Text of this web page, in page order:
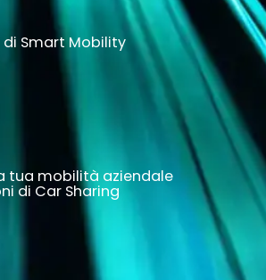
di Smart Mobility
tua mobilità aziendale
di Car Sharing